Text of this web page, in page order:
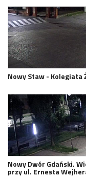
Nowy Staw - Kolegiata
Nowy Dwór Gdański.
przy ul. Ernesta